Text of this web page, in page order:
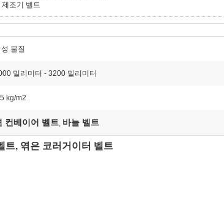
조기 벨트
성 물질
밀리미터 - 3200 밀리미터
kg/m2
컨베이어 벨트, 바늘 벨트
트, 엮은 코러거이터 벨트